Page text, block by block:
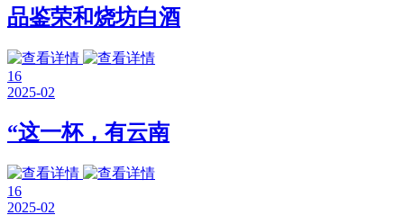
品鉴荣和烧坊白酒
16
2025-02
“这一杯，有云南
16
2025-02